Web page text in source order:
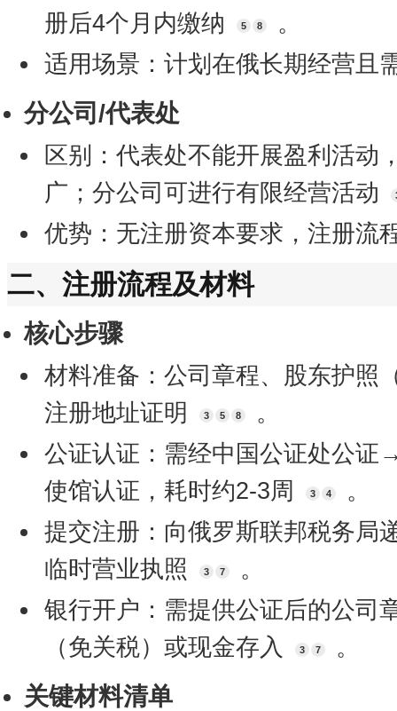
册后4个月内缴纳
5 8
。
适用场景：计划在俄长期经营且
分公司/代表处
区别：代表处不能开展盈利活动
广；分公司可进行有限经营活动
优势：无注册资本要求，注册流
二、注册流程及材料
核心步骤
材料准备：公司章程、股东护照
注册地址证明
3 5 8
。
公证认证：需经中国公证处公
使馆认证，耗时约2-3周
3 4
。
提交注册：向俄罗斯联邦税务局
临时营业执照
3 7
。
银行开户：需提供公证后的公司
（免关税）或现金存入
3 7 。
关键材料清单